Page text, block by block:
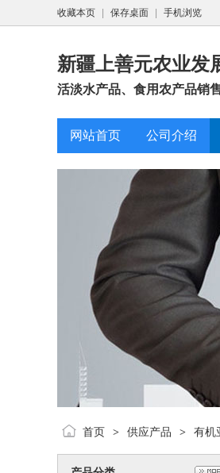
收藏本页 保存桌面 手机浏览
新疆上善元农业发
活淡水产品、食用农产品销
网站首页 公司介绍
首页 > 供应产品 > 有机